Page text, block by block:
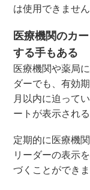
は使用できません
医療機関のカ
する手もある
医療機関や薬局
ダーでも、有効
月以内に迫って
ートが表示され
定期的に医療機
リーダーの表示
づくことができま